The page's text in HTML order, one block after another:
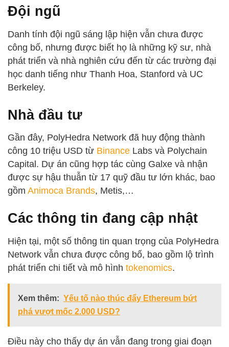
Đội ngũ
Danh tính đội ngũ sáng lập hiện vẫn chưa được
công bố, nhưng được biết họ là những kỹ sư, nhà
phát triển và nhà nghiên cứu đến từ các trường đại
học danh tiếng như Thanh Hoa, Stanford và UC
Berkeley.
Nhà đầu tư
Gần đây, PolyHedra Network đã huy động thành
công 10 triệu USD từ Binance Labs và Polychain
Capital. Dự án cũng hợp tác cùng Galxe và nhận
được sự hậu thuẫn từ 17 quỹ đầu tư lớn khác, bao
gồm Animoca Brands, Metis,…
Các thông tin đang cập nhật
Hiện tại, một số thông tin quan trọng của PolyHedra
Network vẫn chưa được công bố, bao gồm lộ trình
phát triển chi tiết và mô hình tokenomics.
Xem thêm: Yếu tố nào thúc đẩy Ethereum bứt
phá vượt mốc 2.000 USD?
Điều này cho thấy dự án vẫn đang trong giai đoạn